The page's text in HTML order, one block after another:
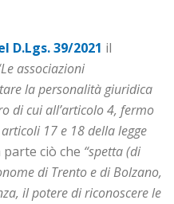
D.Lgs. 39/2021 il
associazioni
la personalità giuridica
di cui all’articolo 4, fermo
17 e 18 della legge
parte ciò che “spetta (di
di Trento e di Bolzano,
il potere di riconoscere le